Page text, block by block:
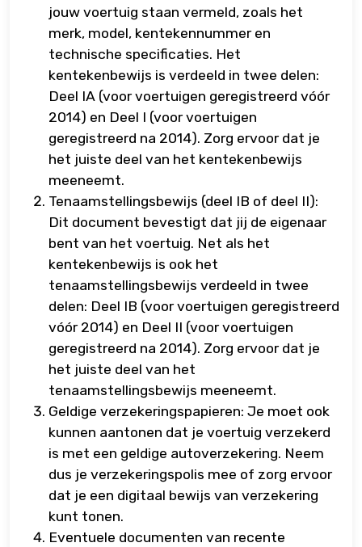
jouw voertuig staan vermeld, zoals het
merk, model, kentekennummer en
technische specificaties. Het
kentekenbewijs is verdeeld in twee delen:
Deel IA (voor voertuigen geregistreerd vóór
2014) en Deel I (voor voertuigen
geregistreerd na 2014). Zorg ervoor dat je
het juiste deel van het kentekenbewijs
meeneemt.
Tenaamstellingsbewijs (deel IB of deel II):
Dit document bevestigt dat jij de eigenaar
bent van het voertuig. Net als het
kentekenbewijs is ook het
tenaamstellingsbewijs verdeeld in twee
delen: Deel IB (voor voertuigen geregistreerd
vóór 2014) en Deel II (voor voertuigen
geregistreerd na 2014). Zorg ervoor dat je
het juiste deel van het
tenaamstellingsbewijs meeneemt.
Geldige verzekeringspapieren: Je moet ook
kunnen aantonen dat je voertuig verzekerd
is met een geldige autoverzekering. Neem
dus je verzekeringspolis mee of zorg ervoor
dat je een digitaal bewijs van verzekering
kunt tonen.
Eventuele documenten van recente